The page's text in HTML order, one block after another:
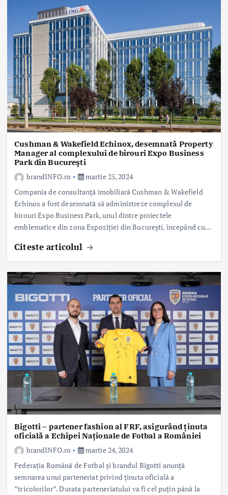
Cushman & Wakefield Echinox, desemnată Property
Manager al complexului de birouri Expo Business
Park din Bucureşti
brandINFO.ro
martie 25, 2024
Compania de consultanţă imobiliară Cushman & Wakefield
Echinox a fost desemnată să administreze complexul de
birouri Expo Business Park, unul dintre proiectele
emblematice din zona Expoziției din București, începând cu…
Citeste articolul
Bigotti – partener fashion al FRF, asigurând ținuta
oficială a Echipei Naționale de Fotbal a României
brandINFO.ro
martie 24, 2024
Federația Română de Fotbal și brandul Bigotti anunță
semnarea unui parteneriat privind ținuta oficială a
”tricolorilor”. Durata parteneriatului va fi cel puțin până la